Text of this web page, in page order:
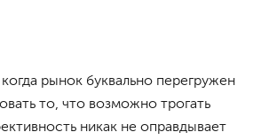
рынок буквально перегружен
то, что возможно трогать
никак не оправдывает